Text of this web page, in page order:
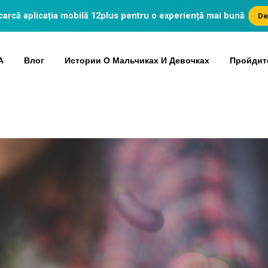
aplicația mobilă 12pluspentru o experiență mai bună
Влог Истории О Мальчиках И Девочках